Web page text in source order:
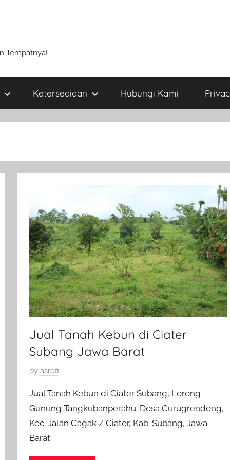
Tempatnya!
Ketersediaan Hubungi Kami
Jual Tanah Kebun di Ciater
Subang Jawa Barat
P
s
t
e
d
byasrofi
Jual Tanah Kebun di Ciater Subang, Lereng
Gunung Tangkubanperahu. Desa Curugrendeng,
Kec. Jalan Cagak / Ciater, Kab. Subang, Jawa
Barat.